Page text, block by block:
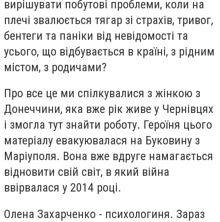
вирішувати побутові проблеми, коли на
плечі звалюється тягар зі страхів, тривог,
бентеги та паніки від невідомості та
усього, що відбувається в країні, з рідним
містом, з родичами?
Про все це ми спілкувалися з жінкою з
Донеччини, яка вже рік живе у Чернівцях
і змогла тут знайти роботу. Героїня цього
матеріалу евакуювалася на Буковину з
Маріуполя. Вона вже вдруге намагається
відновити свій світ, в який війна
ввірвалася у 2014 році.
Олена Захарченко - психологиня. Зараз